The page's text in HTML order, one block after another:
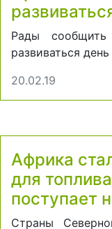
Рады
развиваться
20.02.19
Африка
для
поступает
Страны